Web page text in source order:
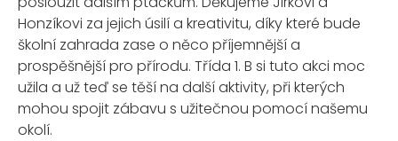
Honzíkovi za jejich úsilí a kreativitu, díky které bude
školní zahrada zase o něco příjemnější a
prospěšnější pro přírodu. Třída 1. B si tuto akci moc
užila a už teď se těší na další aktivity, při kterých
mohou spojit zábavu s užitečnou pomocí našemu
okolí.